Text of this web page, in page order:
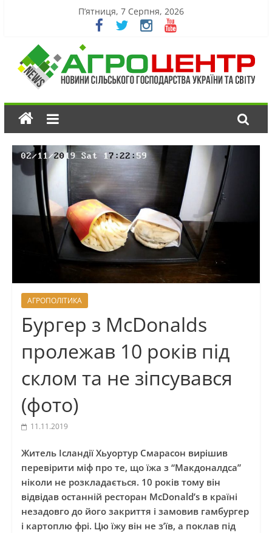
П’ятниця, 7 Серпня, 2026
АГРОПОЛІТИКА
Бургер з McDonalds
пролежав 10 років під
склом та не зіпсувався
(фото)
11.11.2019
Житель Ісландії Хьyoртур Смарасон вирішив
перевірити міф про те, що їжа з “Макдоналдса”
ніколи не розкладається. 10 років тому він
відвідав останній ресторан McDonald’s в країні
незадовго до його закриття і замовив гамбургер
і картоплю фрі. Цю їжу він не з’їв, а поклав під